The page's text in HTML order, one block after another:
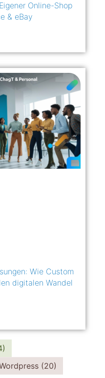
Online-Shop
& eBay
Wie Custom
digitalen Wandel
(20)